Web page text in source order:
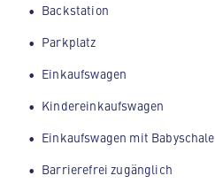
Backstation
Parkplatz
Einkaufswagen
Kindereinkaufswagen
Einkaufswagen mit Babyschale
Barrierefrei zugänglich